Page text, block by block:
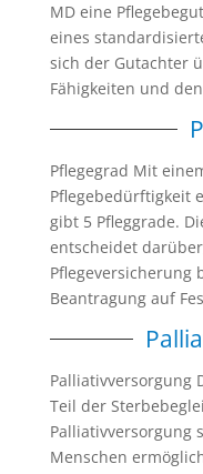
MD eine
eines
sich der Gutachter
Fähigkeiten und
Pflegegrad Mit
Pflegebedürftigkeit
gibt 5 Pfleggrade.
entscheidet
Pflegeversicherung
Beantragung auf
Palliativversorgung
Teil der
Palliativversorgung
Menschen